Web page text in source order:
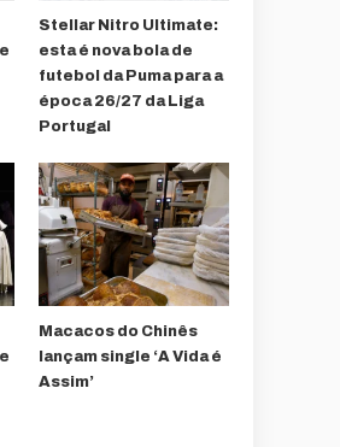
Stellar Nitro Ultimate:
esta é nova bola de
futebol da Puma para a
época 26/27 da Liga
Portugal
Macacos do Chinês
lançam single ‘A Vida é
Assim’